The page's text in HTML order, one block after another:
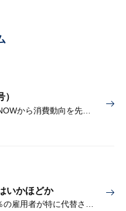
いかほどか
直近で4％、AI活用が広がれば11％の雇用者が特に代替されやすい